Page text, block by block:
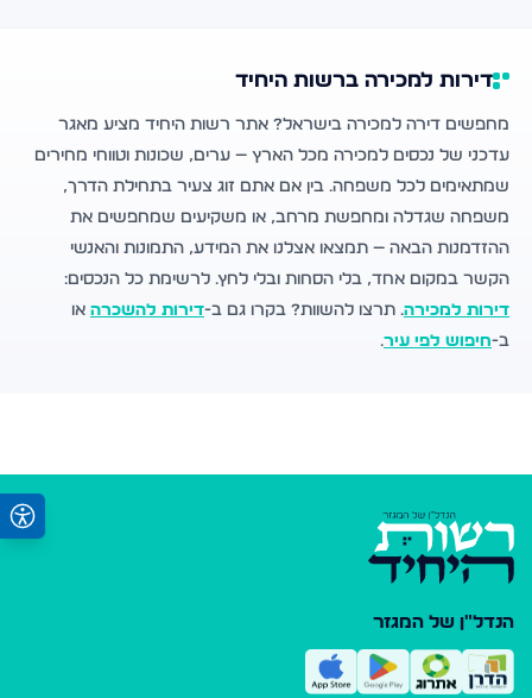
דירות למכירה ברשות היחיד
מחפשים דירה למכירה בישראל? אתר רשות היחיד מציע מאגר
עדכני של נכסים למכירה מכל הארץ — ערים, שכונות וטווחי מחירים
שמתאימים לכל משפחה. בין אם אתם זוג צעיר בתחילת הדרך,
משפחה שגדלה ומחפשת מרחב, או משקיעים שמחפשים את
ההזדמנות הבאה — תמצאו אצלנו את המידע, התמונות והאנשי
הקשר במקום אחד, בלי הסחות ובלי לחץ. לרשימת כל הנכסים:
דירות למכירה. תרצו להשוות? בקרו גם ב-דירות להשכרה או
ב-חיפוש לפי עיר.
הנדל"ן של המגזר